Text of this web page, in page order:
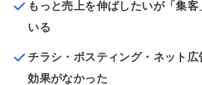
もっと売上を伸ばしたいが「集
いる
チラシ・ポスティング・ネット広
効果がなかった